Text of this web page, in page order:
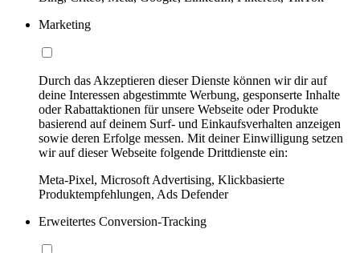
Marketing
Durch das Akzeptieren dieser Dienste können wir dir auf
deine Interessen abgestimmte Werbung, gesponserte Inhalte
oder Rabattaktionen für unsere Webseite oder Produkte
basierend auf deinem Surf- und Einkaufsverhalten anzeigen
sowie deren Erfolge messen. Mit deiner Einwilligung setzen
wir auf dieser Webseite folgende Drittdienste ein:
Meta-Pixel, Microsoft Advertising, Klickbasierte
Produktempfehlungen, Ads Defender
Erweitertes Conversion-Tracking